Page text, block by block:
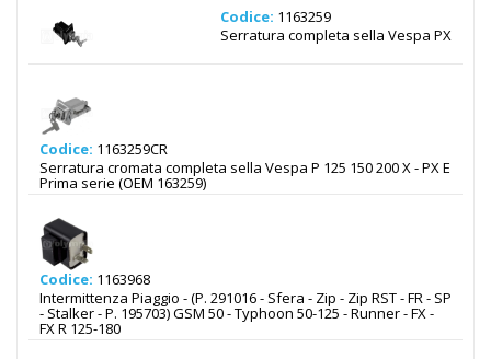
Codice: 1163259
Serratura completa sella Vespa PX
Codice: 1163259CR
Serratura cromata completa sella Vespa P 125 150 200 X - PX E
Prima serie (OEM 163259)
Codice: 1163968
Intermittenza Piaggio - (P. 291016 - Sfera - Zip - Zip RST - FR - SP
- Stalker - P. 195703) GSM 50 - Typhoon 50-125 - Runner - FX -
FX R 125-180